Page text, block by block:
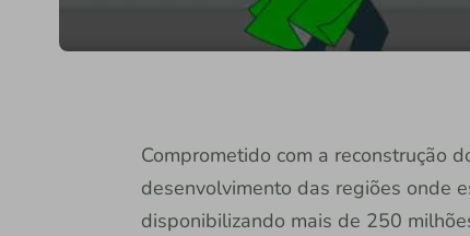
Comprometido com a reconstrução
desenvolvimento das regiões onde
disponibilizando mais de 250